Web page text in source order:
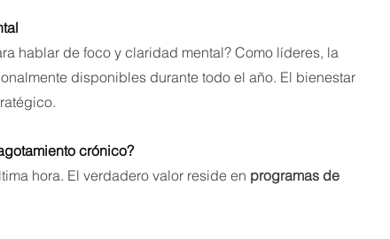
hablar de foco y claridad mental? Como líderes, la
disponibles durante todo el año. El bienestar
crónico?
hora. El verdadero valor reside en programas de